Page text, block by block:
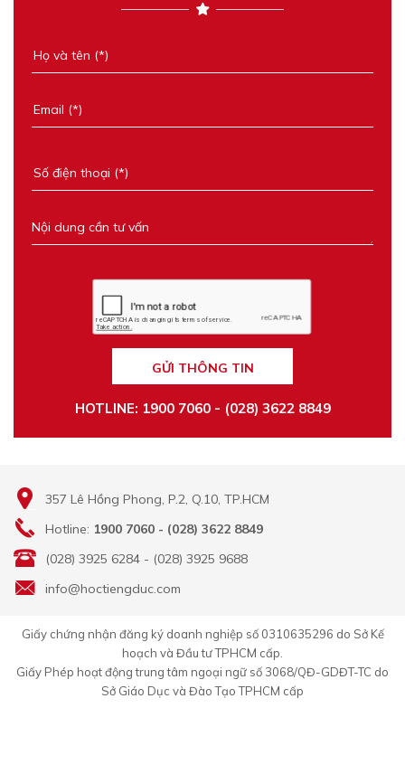
GỬI THÔNG TIN
HOTLINE: 1900 7060 - (028) 3622 8849
357 Lê Hồng Phong, P.2, Q.10, TP.HCM
Hotline: 1900 7060 - (028) 3622 8849
(028) 3925 6284 - (028) 3925 9688
info@hoctiengduc.com
Giấy chứng nhận đăng ký doanh nghiệp số 0310635296 do Sở Kế
hoạch và Đầu tư TPHCM cấp.
Giấy Phép hoạt động trung tâm ngoại ngữ số 3068/QĐ-GDĐT-TC do
Sở Giáo Dục và Đào Tạo TPHCM cấp